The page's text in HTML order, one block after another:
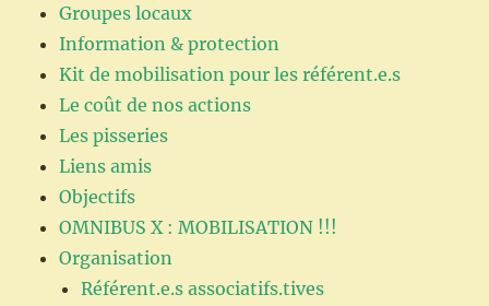
Groupes locaux
Information & protection
Kit de mobilisation pour les référent.e.s
Le coût de nos actions
Les pisseries
Liens amis
Objectifs
OMNIBUS X : MOBILISATION !!!
Organisation
Référent.e.s associatifs.tives